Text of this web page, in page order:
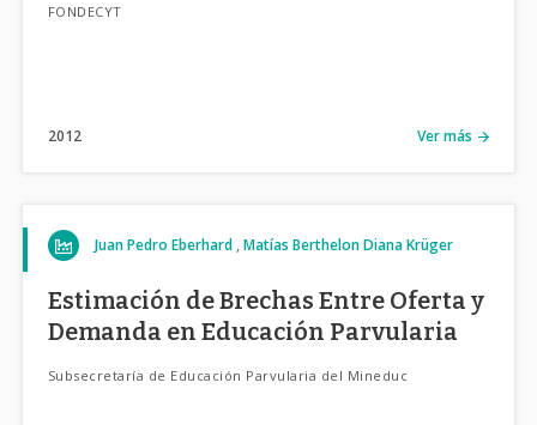
FONDECYT
2012 Ver más
Juan Pedro Eberhard Matías BerthelonDiana Krüger
Estimación de Brechas Entre Oferta y
Demanda en Educación Parvularia
Subsecretaría de Educación Parvularia del Mineduc